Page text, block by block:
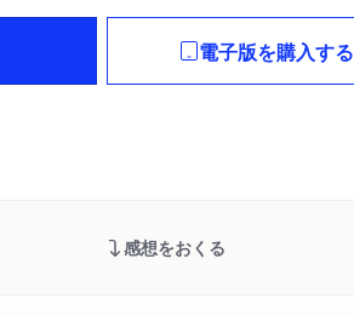
電子版を購入する
感想をおくる